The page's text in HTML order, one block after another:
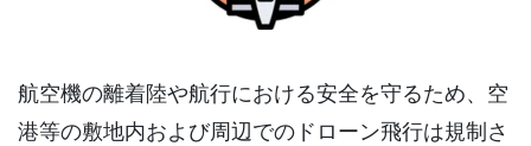
航空機の離着陸や航行における安全を守るため、空
港等の敷地内および周辺でのドローン飛行は規制さ